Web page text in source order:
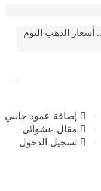
اليوم
عمود جانبي
عشوائي
الدخول